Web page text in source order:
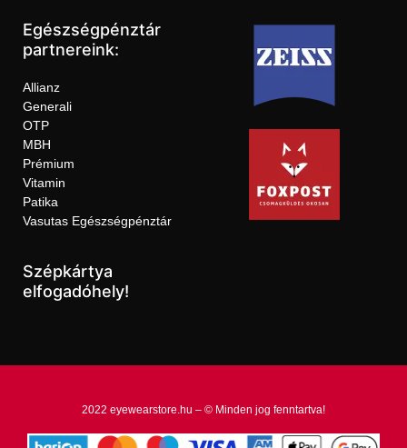
Egészségpénztár
partnereink:
Allianz
Generali
OTP
MBH
Prémium
Vitamin
Patika
Vasutas Egészségpénztár
Szépkártya
elfogadóhely!
2022 eyewearstore.hu – © Minden jog fenntartva!